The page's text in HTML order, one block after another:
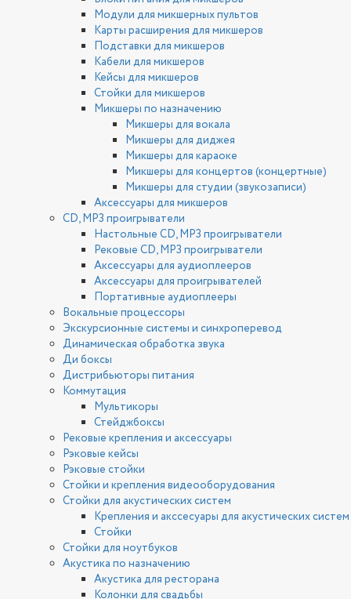
Модули для микшерных пультов
Карты расширения для микшеров
Подставки для микшеров
Кабели для микшеров
Кейсы для микшеров
Стойки для микшеров
Микшеры по назначению
Микшеры для вокала
Микшеры для диджея
Микшеры для караоке
Микшеры для концертов (концертные)
Микшеры для студии (звукозаписи)
Аксессуары для микшеров
CD, MP3 проигрыватели
Настольные CD, MP3 проигрыватели
Рековые CD, MP3 проигрыватели
Аксессуары для аудиоплееров
Аксессуары для проигрывателей
Портативные аудиоплееры
Вокальные процессоры
Экскурсионные системы и синхроперевод
Динамическая обработка звука
Ди боксы
Дистрибьюторы питания
Коммутация
Мультикоры
Стейджбоксы
Рековые крепления и аксессуары
Рэковые кейсы
Рэковые стойки
Стойки и крепления видеооборудования
Стойки для акустических систем
Крепления и акссесуары для акустических систем
Стойки
Стойки для ноутбуков
Акустика по назначению
Акустика для ресторана
Колонки для свадьбы